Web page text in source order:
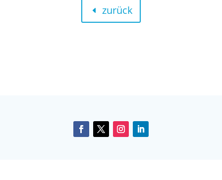
zurück